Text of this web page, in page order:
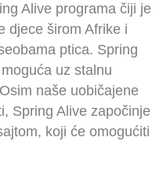
Alive programa čiji je
djece širom Afrike i
ptica. Spring
uz stalnu
naše uobičajene
Spring Alive započinje
koji će omogućiti